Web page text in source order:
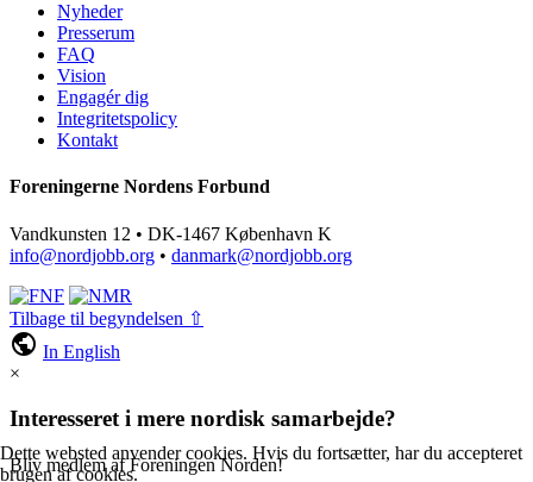
Nyheder
Presserum
FAQ
Vision
Engagér dig
Integritetspolicy
Kontakt
Foreningerne Nordens Forbund
Vandkunsten 12 • DK-1467 København K
info@nordjobb.org • danmark@nordjobb.org
Tilbage til begyndelsen ⇧
public In English
×
Interesseret i mere nordisk samarbejde?
Bliv medlem af Foreningen Norden!
Dette websted anvender cookies. Hvis du fortsætter, har du accepteret
brugen af cookies.